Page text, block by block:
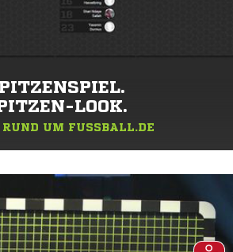
LOOK.
UM FUSSBALL.DE